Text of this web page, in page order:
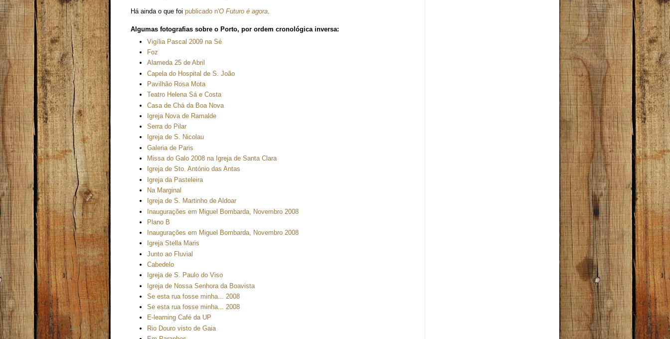
Há ainda o que foi publicado n'O Futuro é agora.
Algumas fotografias sobre o Porto, por ordem cronológica inversa:
Vigília Pascal 2009 na Sé
Foz
Alameda 25 de Abril
Capela do Hospital de S. João
Pavilhão Rosa Mota
Teatro Helena Sá e Costa
Casa de Chá da Boa Nova
Igreja Nova de Ramalde
Serra do Pilar
Igreja de S. Nicolau
Galeria de Paris
Missa do Galo 2008 na Igreja de Santa Clara
Igreja de Sto. António das Antas
Igreja da Pasteleira
Na Marginal
Igreja de S. Martinho de Aldoar
Inaugurações em Miguel Bombarda, Novembro 2008
Plano B
Inaugurações em Miguel Bombarda, Novembro 2008
Igreja Stella Maris
Junto ao Fluvial
Cabedelo
Igreja de S. Paulo do Viso
Igreja de Nossa Senhora da Boavista
Se esta rua fosse minha... 2008
Se esta rua fosse minha... 2008
E-learning Café da UP
Rio Douro visto de Gaia